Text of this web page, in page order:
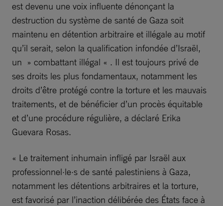
est devenu une voix influente dénonçant la
destruction du système de santé de Gaza soit
maintenu en détention arbitraire et illégale au motif
qu’il serait, selon la qualification infondée d’Israël,
un » combattant illégal « . Il est toujours privé de
ses droits les plus fondamentaux, notamment les
droits d’être protégé contre la torture et les mauvais
traitements, et de bénéficier d’un procès équitable
et d’une procédure régulière, a déclaré Erika
Guevara Rosas.
« Le traitement inhumain infligé par Israël aux
professionnel·le·s de santé palestiniens à Gaza,
notamment les détentions arbitraires et la torture,
est favorisé par l’inaction délibérée des États face à